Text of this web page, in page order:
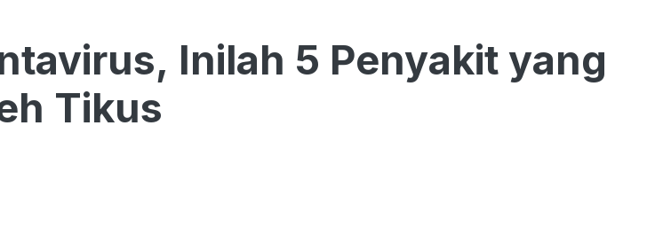
Inilah 5 Penyakit yang
Tikus